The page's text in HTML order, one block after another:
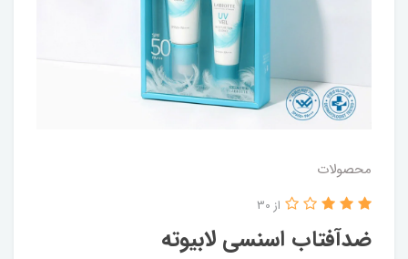
محصولات
ضدآفتاب اسنسی لابیوته
از 30